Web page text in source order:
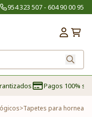
954 323 507 - 604 90 00 95
Pagos 100%
>Tapetes para hornear